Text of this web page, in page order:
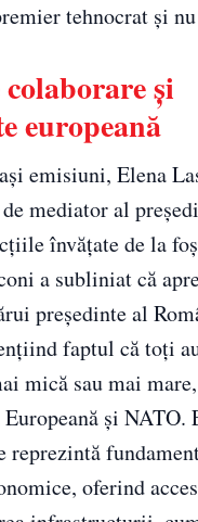
tehnocrat și nu
și
europeană
emisiuni, Elena
mediator al
învățate de la
a subliniat că
președinte al
faptul că toți
mică sau mai
și NATO.
reprezintă
oferind